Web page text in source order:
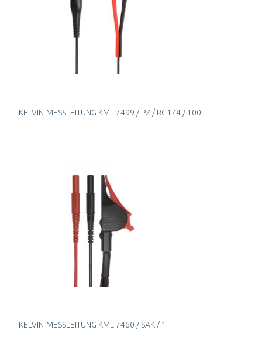
KELVIN-MESSLEITUNG KML 7499 / PZ / RG174 / 100
KELVIN-MESSLEITUNG KML 7460 / SAK / 1